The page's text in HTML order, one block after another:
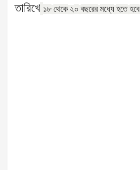
তারিখে ১৮ থেকে ২০ বছরের মধ্যে হতে হবে